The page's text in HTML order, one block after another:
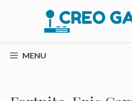
MENU